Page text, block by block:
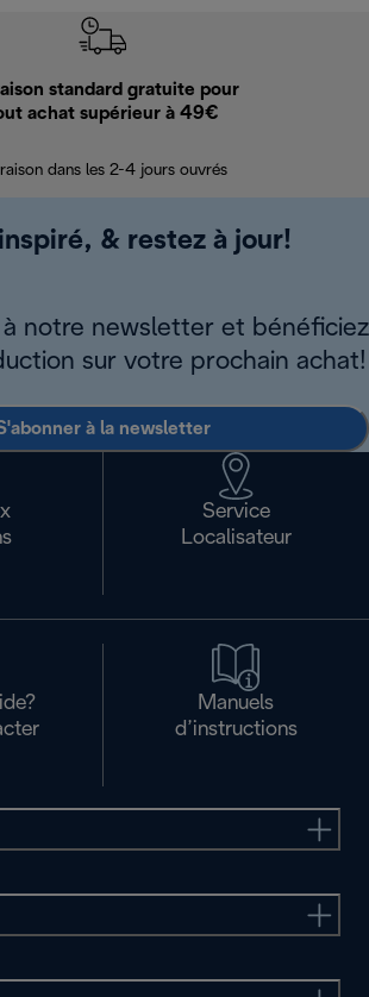
standard gratuite pour
achat supérieur à 49€
dans les 2-4 jours ouvrés
& restez à jour!
à notre newsletter et bénéficiez
sur votre prochain achat!
à la newsletter
Service
Localisateur
Manuels
d’instructions